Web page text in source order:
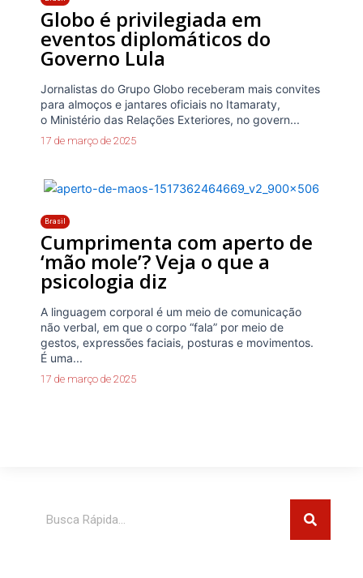
Globo é privilegiada em
eventos diplomáticos do
Governo Lula
Jornalistas do Grupo Globo receberam mais convites
para almoços e jantares oficiais no Itamaraty,
o Ministério das Relações Exteriores, no govern...
17 de março de 2025
Brasil
Cumprimenta com aperto de
‘mão mole’? Veja o que a
psicologia diz
A linguagem corporal é um meio de comunicação
não verbal, em que o corpo “fala” por meio de
gestos, expressões faciais, posturas e movimentos.
É uma...
17 de março de 2025